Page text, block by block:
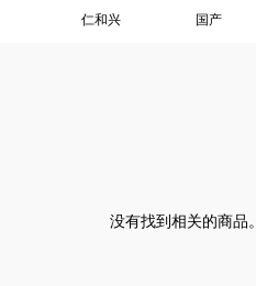
仁和兴 国产
没有找到相关的商品。